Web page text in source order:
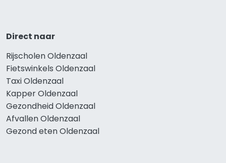
Direct naar
Rijscholen Oldenzaal
Fietswinkels Oldenzaal
Taxi Oldenzaal
Kapper Oldenzaal
Gezondheid Oldenzaal
Afvallen Oldenzaal
Gezond eten Oldenzaal